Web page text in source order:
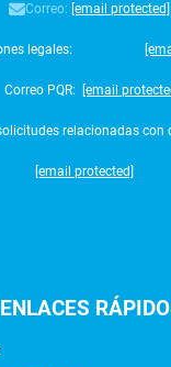
Correo: [email protected]
legales:
Correo PQR: [email
relacionadas con
[email protected]
ENLACES